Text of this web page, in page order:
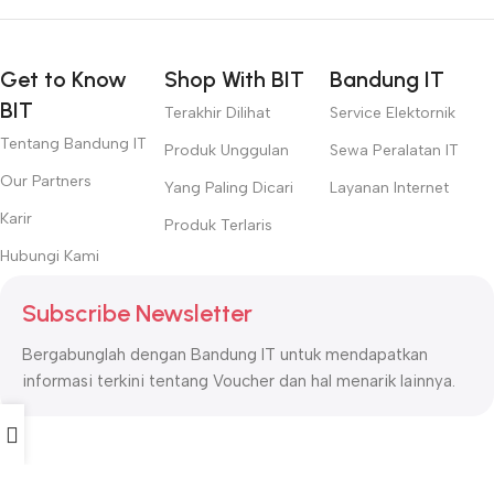
Get to Know
BIT
Tentang Bandung IT
Our Partners
Karir
Hubungi Kami
Shop With BIT
Terakhir Dilihat
Produk Unggulan
Yang Paling Dicari
Produk Terlaris
Bandung IT
Service Elektornik
Sewa Peralatan IT
Layanan Internet
Subscribe Newsletter
Bergabunglah dengan Bandung IT untuk mendapatkan
informasi terkini tentang Voucher dan hal menarik lainnya.